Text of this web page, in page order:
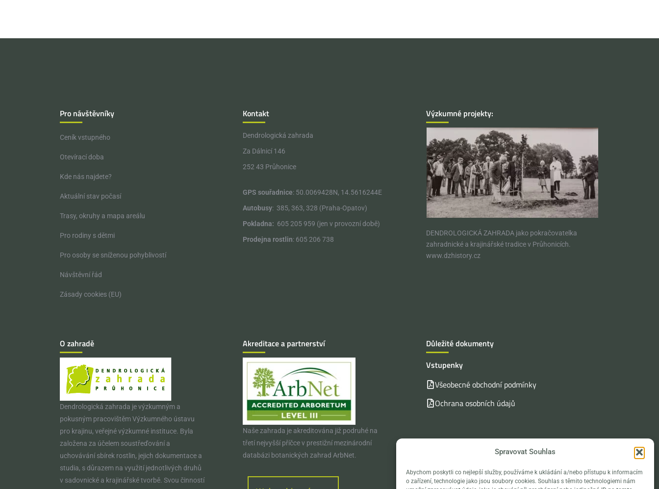
Spravovat Souhlas
Abychom poskytli co nejlepší služby, používáme k ukládání a/nebo přístupu k informacím
o zařízení, technologie jako jsou soubory cookies. Souhlas s těmito technologiemi nám
Pro návštěvníky
Ceník vstupného
Otevírací doba
Kde nás najdete?
Aktuální stav počasí
Trasy, okruhy a mapa areálu
Pro rodiny s dětmi
Pro osoby se sníženou pohyblivostí
Návštěvní řád
Zásady cookies (EU)
Kontakt
Dendrologická zahrada
Za Dálnicí 146
252 43 Průhonice
GPS souřadnice: 50.0069428N, 14.5616244E
Autobusy: 385, 363, 328 (Praha-Opatov)
Pokladna: 605 205 959 (jen v provozní době)
Prodejna rostlin: 605 206 738
Výzkumné projekty:
DENDROLOGICKÁ ZAHRADA jako pokračovatelka
zahradnické a krajinářské tradice v Průhonicích.​
www.dzhistory.cz
O zahradě
Dendrologická zahrada je výzkumným a
pokusným pracovištěm Výzkumného ústavu
pro krajinu, veřejné výzkumné instituce. Byla
založena za účelem soustřeďování a
uchovávání sbírek rostlin, jejich dokumentace a
studia, s důrazem na využití jednotlivých druhů
v sadovnické a krajinářské tvorbě. Svou činností
Akreditace a partnerství
Naše zahrada je akreditována již podruhé na
třetí nejvyšší příčce v prestižní mezinárodní
databázi botanických zahrad ArbNet.
Důležité dokumenty
Vstupenky
Všeobecné obchodní podmínky
Ochrana osobních údajů